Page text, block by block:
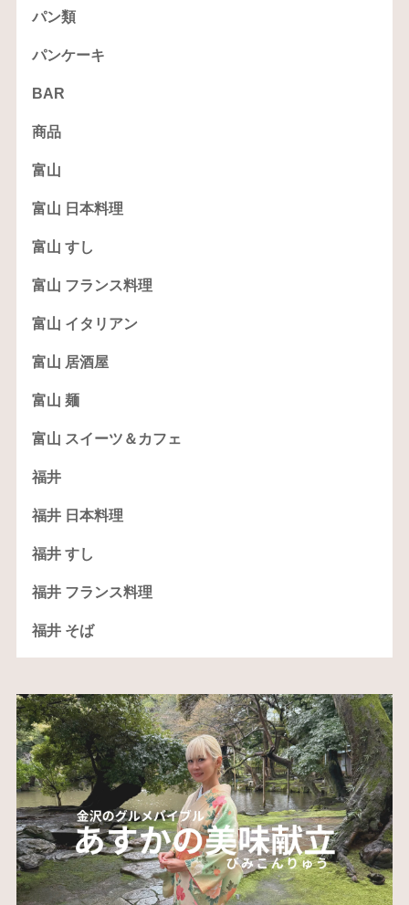
パン類
パンケーキ
BAR
商品
富山
富山 日本料理
富山 すし
富山 フランス料理
富山 イタリアン
富山 居酒屋
富山 麺
富山 スイーツ＆カフェ
福井
福井 日本料理
福井 すし
福井 フランス料理
福井 そば